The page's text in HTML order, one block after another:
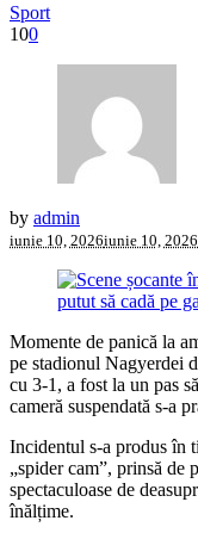
Sport
100
by admin
iunie 10, 2026iunie 10, 2026
Momente de panică la
pe stadionul Nagyerdei
cu 3-1, a fost la un pas
cameră suspendată s-a
Incidentul s-a produs în
„spider cam”, prinsă de
spectaculoase de
înălțime.